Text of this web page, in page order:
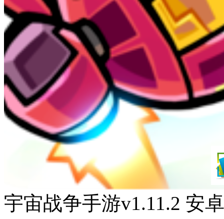
宇宙战争手游v1.11.2 安